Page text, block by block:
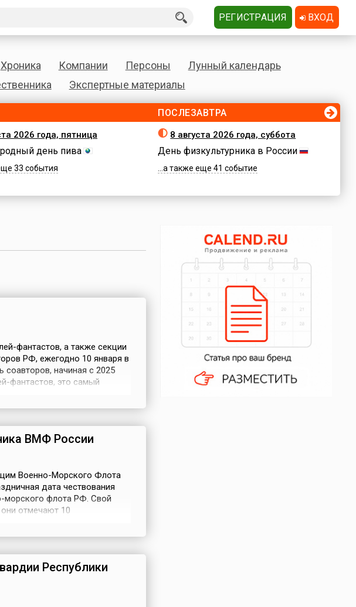
Хроника Компании Персоны
Лунный календарь
Экспертные материалы
2026 года, пятница
день пива
33 события
ПОСЛЕЗАВТРА
8 августа 2026 года, суббота
День физкультурника в России
...а также еще 41 событие
фантастов, а также секции
РФ, ежегодно 10 января в
начиная с 2025
фантастов, это самый
ВМФ России
Военно-Морского Флота
дата чествования
морского флота РФ. Свой
отмечают 10
кораб...
Республики
РЕГИСТРАЦИЯ ВХОД